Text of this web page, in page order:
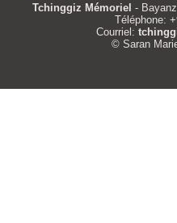
Tchinggiz Mémoriel -
Téléphone:
Courriel:
© Saran